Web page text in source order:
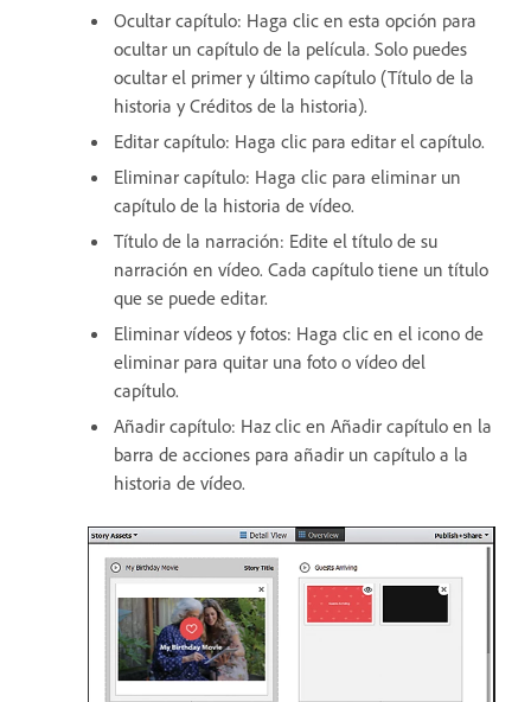
Ocultar capítulo: Haga clic en esta opción para
ocultar un capítulo de la película. Solo puedes
ocultar el primer y último capítulo (Título de la
historia y Créditos de la historia).
Editar capítulo: Haga clic para editar el capítulo.
Eliminar capítulo: Haga clic para eliminar un
capítulo de la historia de vídeo.
Título de la narración: Edite el título de su
narración en vídeo. Cada capítulo tiene un título
que se puede editar.
Eliminar vídeos y fotos: Haga clic en el icono de
eliminar para quitar una foto o vídeo del
capítulo.
Añadir capítulo: Haz clic en Añadir capítulo en la
barra de acciones para añadir un capítulo a la
historia de vídeo.